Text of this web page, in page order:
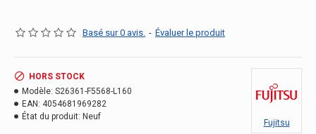
Basé sur 0 avis. - Évaluer le produit
HORS STOCK
Modèle: S26361-F5568-L160
EAN: 4054681969282
État du produit: Neuf
Fujitsu